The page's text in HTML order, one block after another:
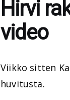
Hirvi
video
Viikko sitten
huvitusta.